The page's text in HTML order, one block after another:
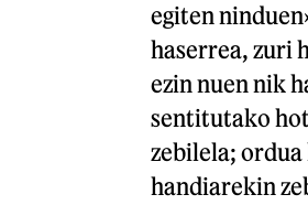
egiten
haserrea, zuri
ezin nuen nik
sentitutako
zebilela; ordua
handiarekin